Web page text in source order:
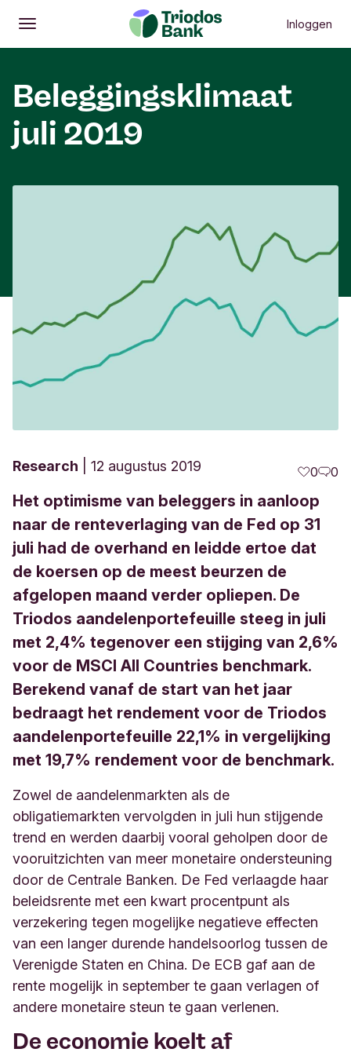
Openen
Hoofdmenu Inloggen
Beleggingsklimaat
juli 2019
Research 12 augustus 2019 0 0
Het optimisme van beleggers in aanloop
naar de renteverlaging van de Fed op 31
juli had de overhand en leidde ertoe dat
de koersen op de meest beurzen de
afgelopen maand verder opliepen. De
Triodos aandelenportefeuille steeg in juli
met 2,4% tegenover een stijging van 2,6%
voor de MSCI All Countries benchmark.
Berekend vanaf de start van het jaar
bedraagt het rendement voor de Triodos
aandelenportefeuille 22,1% in vergelijking
met 19,7% rendement voor de benchmark.
Zowel de aandelenmarkten als de
obligatiemarkten vervolgden in juli hun stijgende
trend en werden daarbij vooral geholpen door de
vooruitzichten van meer monetaire ondersteuning
door de Centrale Banken. De Fed verlaagde haar
beleidsrente met een kwart procentpunt als
verzekering tegen mogelijke negatieve effecten
van een langer durende handelsoorlog tussen de
Verenigde Staten en China. De ECB gaf aan de
rente mogelijk in september te gaan verlagen of
andere monetaire steun te gaan verlenen.
De economie koelt af